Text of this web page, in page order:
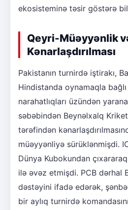
ekosisteminə təsir göstərə
Qeyri-Müəyyənlik
Kənarlaşdırılması
Pakistanın turnirdə iştirakı,
Hindistanda oynamaqla
narahatlıqları üzündən
səbəbindən Beynəlxalq Kriket
tərəfindən
müəyyənliyə sürüklənmişdi.
Dünya Kubokundan
ilə əvəz etmişdi. PCB dərhal
dəstəyini ifadə edərək,
bir aylıq turnirdə